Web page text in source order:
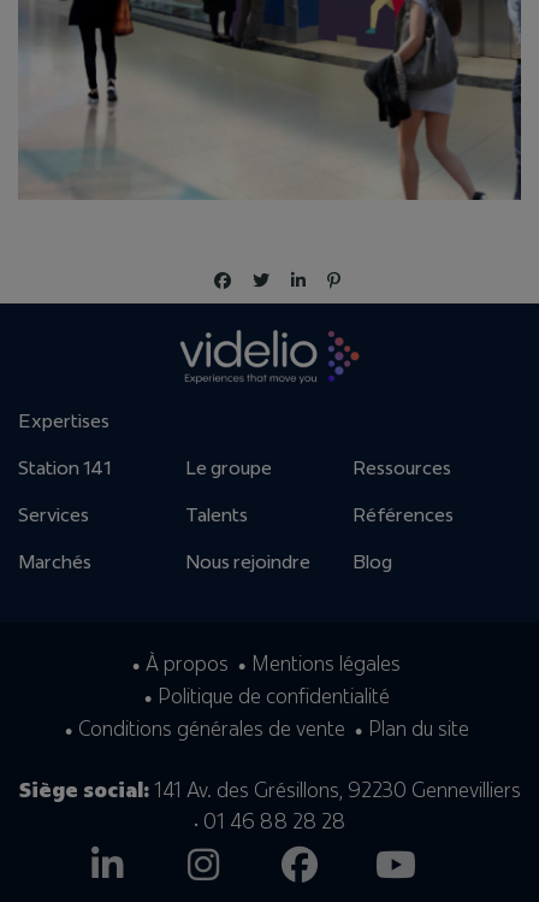
Expertises
Station 141
Services
Marchés
Le groupe
Talents
Nous rejoindre
Ressources
Références
Blog
À propos
Mentions légales
Politique de confidentialité
Conditions générales de vente
Plan du site
Siège social:141 Av. des Grésillons, 92230 Gennevilliers
• 01 46 88 28 28